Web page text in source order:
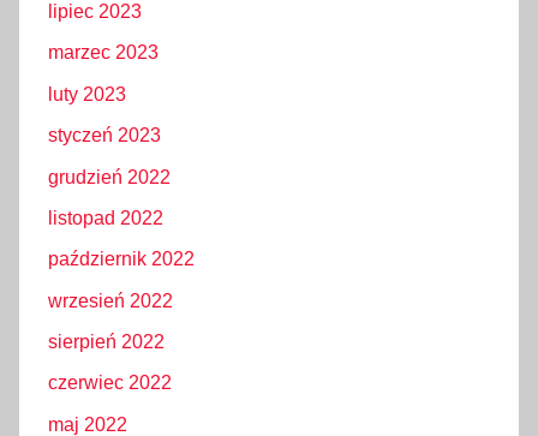
lipiec 2023
marzec 2023
luty 2023
styczeń 2023
grudzień 2022
listopad 2022
październik 2022
wrzesień 2022
sierpień 2022
czerwiec 2022
maj 2022